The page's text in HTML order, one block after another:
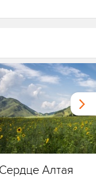
Сердце Алтая